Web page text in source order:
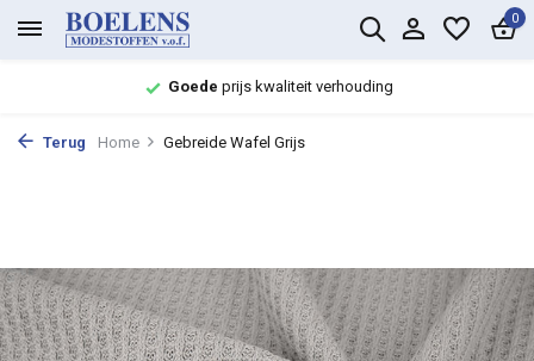
0
Goede prijs kwaliteit verhouding
Terug Home Gebreide Wafel Grijs